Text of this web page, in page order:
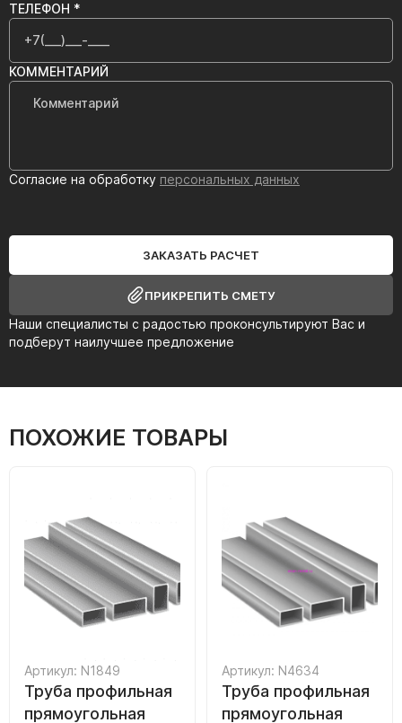
Наши специалисты с радостью проконсультируют Вас и
подберут наилучшее предложение
ТЕЛЕФОН *
КОММЕНТАРИЙ
Согласие на обработку персональных данных
ЗАКАЗАТЬ РАСЧЕТ
ПРИКРЕПИТЬ СМЕТУ
ПОХОЖИЕ ТОВАРЫ
Артикул: N1849
Труба профильная
прямоугольная
Артикул: N4634
Труба профильная
прямоугольная